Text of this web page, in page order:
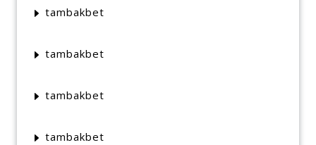
tambakbet
tambakbet
tambakbet
tambakbet